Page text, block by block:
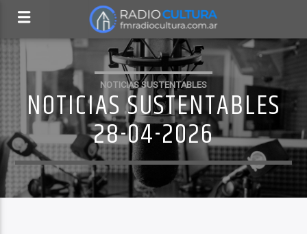
NOTICIAS SUSTENTABLES
NOTICIAS SUSTENTABLES
28-04-2026